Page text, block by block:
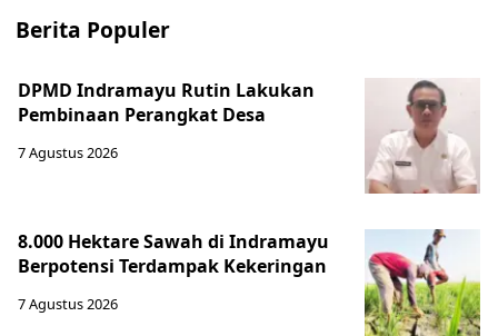
Berita Populer
DPMD Indramayu Rutin Lakukan
Pembinaan Perangkat Desa
7 Agustus 2026
8.000 Hektare Sawah di Indramayu
Berpotensi Terdampak Kekeringan
7 Agustus 2026